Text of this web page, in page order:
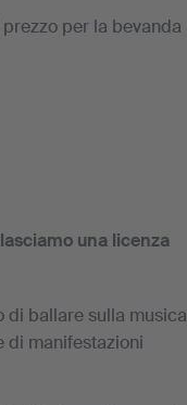
per la bevanda
una licenza
di ballare sulla musica
di manifestazioni